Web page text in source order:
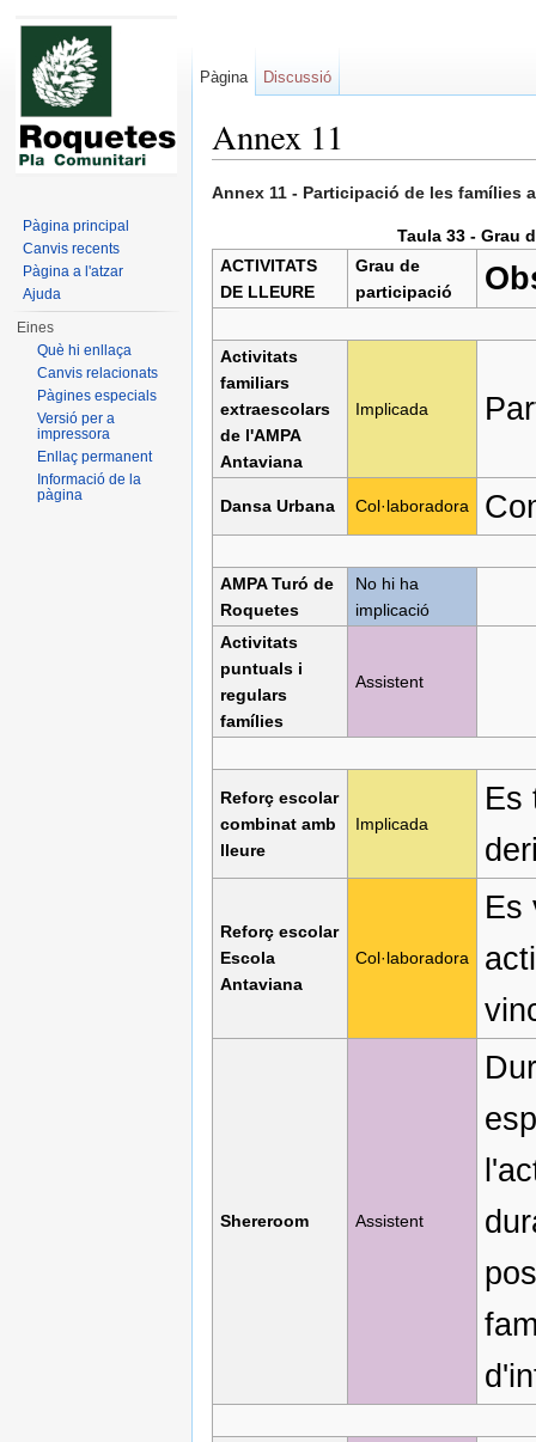
Annex 11
Annex 11 - Participació de les famílies
Taula 33 - Grau
ACTIVITATS
DE LLEURE
Grau de
participació
Activitats
familiars
extraescolars
de l'AMPA
Antaviana
Implicada
Dansa Urbana Col·laboradora
AMPA Turó de
Roquetes
No hi ha
implicació
Activitats
puntuals i
regulars
famílies
Assistent
Reforç escolar
combinat amb
lleure
Implicada
Es
Reforç escolar
Escola
Antaviana
Col·laboradora
Es
Shereroom Assistent
Pàgina Discussió
Pàgina principal
Canvis recents
Pàgina a l'atzar
Ajuda
Eines
Què hi enllaça
Canvis relacionats
Pàgines especials
Versió per a
impressora
Enllaç permanent
Informació de la
pàgina